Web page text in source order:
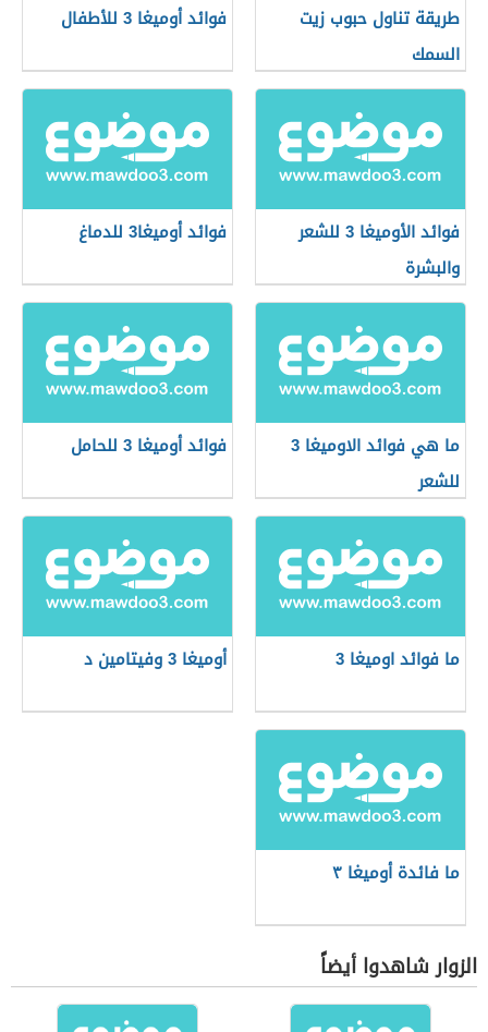
طريقة تناول حبوب زيت
السمك
فوائد أوميغا 3 للأطفال
فوائد الأوميغا 3 للشعر
والبشرة
فوائد أوميغا3 للدماغ
ما هي فوائد الاوميغا 3
للشعر
فوائد أوميغا 3 للحامل
ما فوائد اوميغا 3 أوميغا 3 وفيتامين د
ما فائدة أوميغا ٣
الزوار شاهدوا أيضاً